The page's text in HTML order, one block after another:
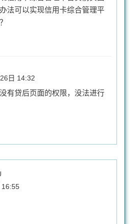
法可以实现信用卡综合管理平
日 14:32
有贷后页面的权限，没法进行
16:55